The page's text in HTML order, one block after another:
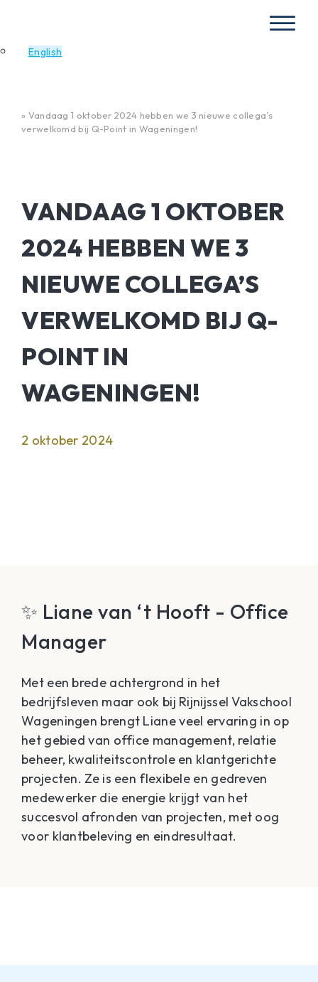
English
Home
» Vandaag 1 oktober 2024 hebben we 3 nieuwe collega’s
verwelkomd bij Q-Point in Wageningen!
VANDAAG 1 OKTOBER
2024 HEBBEN WE 3
NIEUWE COLLEGA’S
VERWELKOMD BIJ Q-
POINT IN
WAGENINGEN!
2 oktober 2024
✨ Liane van ‘t Hooft - Office
Manager
Met een brede achtergrond in het
bedrijfsleven maar ook bij Rijnijssel Vakschool
Wageningen brengt Liane veel ervaring in op
het gebied van office management, relatie
beheer, kwaliteitscontrole en klantgerichte
projecten. Ze is een flexibele en gedreven
medewerker die energie krijgt van het
succesvol afronden van projecten, met oog
voor klantbeleving en eindresultaat.